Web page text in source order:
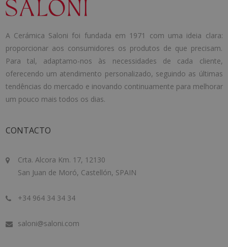
A Cerámica Saloni foi fundada em 1971 com uma ideia clara:
proporcionar aos consumidores os produtos de que precisam.
Para tal, adaptamo-nos às necessidades de cada cliente,
oferecendo um atendimento personalizado, seguindo as últimas
tendências do mercado e inovando continuamente para melhorar
um pouco mais todos os dias.
CONTACTO
Crta. Alcora Km. 17, 12130
San Juan de Moró, Castellón, SPAIN
+34 964 34 34 34
saloni@saloni.com